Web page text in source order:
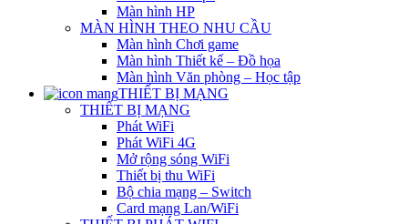
Màn hình HP
MÀN HÌNH THEO NHU CẦU
Màn hình Chơi game
Màn hình Thiết kế – Đồ họa
Màn hình Văn phòng – Học tập
THIẾT BỊ MẠNG
THIẾT BỊ MẠNG
Phát WiFi
Phát WiFi 4G
Mở rộng sóng WiFi
Thiết bị thu WiFi
Bộ chia mạng – Switch
Card mạng Lan/WiFi